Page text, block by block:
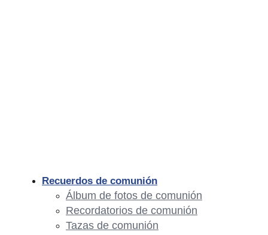
Recuerdos de comunión
Álbum de fotos de comunión
Recordatorios de comunión
Tazas de comunión